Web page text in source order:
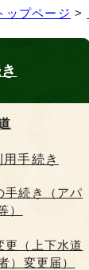
ップページ >
用手続き
手続き（アパ
）
更（上下水道
）変更届）